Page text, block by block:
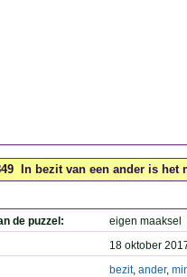
In bezit van een ander is het
de puzzel:
eigen maaksel
18 oktober
bezit, ander,